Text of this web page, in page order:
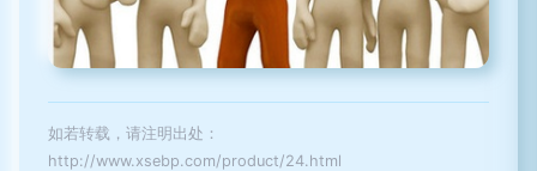
如若转载，请注明出处：
http://www.xsebp.com/product/24.html